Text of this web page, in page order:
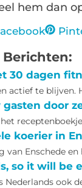
hem dan
Berichten:
30 dagen
actief te blijven.
gasten door
koerier in
van Enschede
so it will be
Nederlands ook